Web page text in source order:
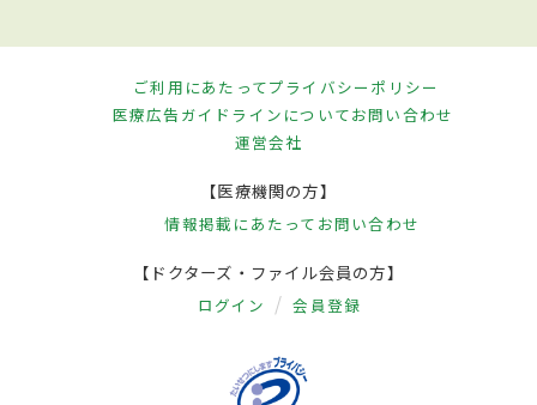
ご利用にあたってプライバシーポリシー
医療広告ガイドラインについてお問い合わせ
運営会社
【医療機関の方】
情報掲載にあたって お問い合わせ
【ドクターズ・ファイル会員の方】
ログイン 会員登録